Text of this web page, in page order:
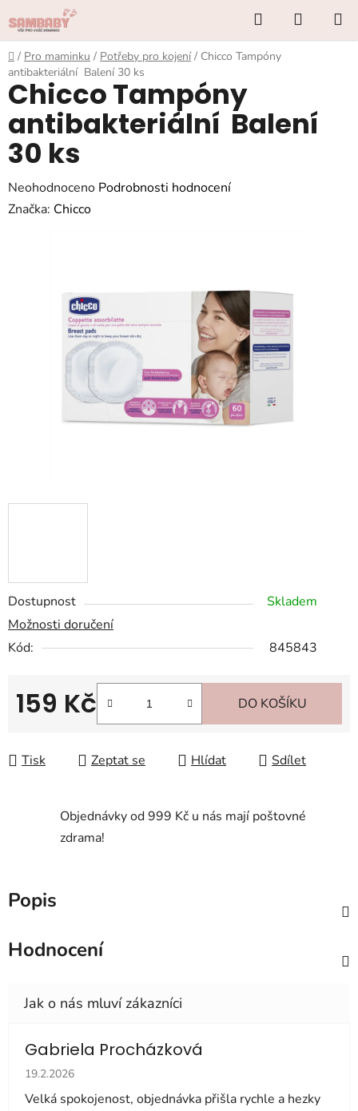
na
obsah
Hledat
KOŠÍK
Domů
/ Pro maminku / Potřeby pro kojení / Chicco Tampóny
antibakteriální Balení 30 ks
Dostupnost
Skladem
Možnosti doručení
Kód:
845843
159 Kč DO KOŠÍKU
Tisk Zeptat se Hlídat Sdílet
Chicco Tampóny
antibakteriální Balení
30 ks
Průměrné
hodnocení
Neohodnoceno Podrobnosti hodnocení
Značka: Chicco
Objednávky od 999 Kč u nás mají poštovné
zdrama!
Popis
Hodnocení
Gabriela Procházková
Hodnocení obchodu je 5 z 5 hvězdiček.
19.2.2026
Velká spokojenost, objednávka přišla rychle a hezky